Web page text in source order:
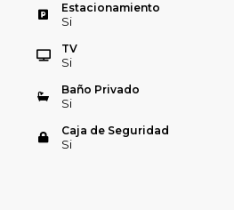
Estacionamiento
Si
TV
Si
Baño Privado
Si
Caja de Seguridad
Si